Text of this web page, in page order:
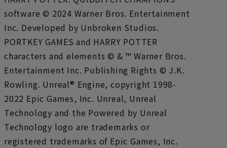
software © 2024 Warner Bros. Entertainment
Inc. Developed by Unbroken Studios.
PORTKEY GAMES and HARRY POTTER
characters and elements © & ™ Warner Bros.
Entertainment Inc. Publishing Rights © J.K.
Rowling. Unreal® Engine, copyright 1998-
2022 Epic Games, Inc. Unreal, Unreal
Technology and the Powered by Unreal
Technology logo are trademarks or
registered trademarks of Epic Games, Inc.